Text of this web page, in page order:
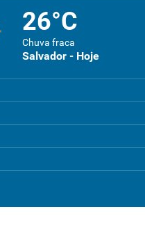
26°C
Chuva fraca
Salvador - Hoje